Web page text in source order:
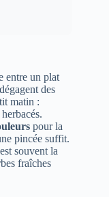
entre un plat
des
matin :
pour la
pincée suffit.
est souvent la
fraîches